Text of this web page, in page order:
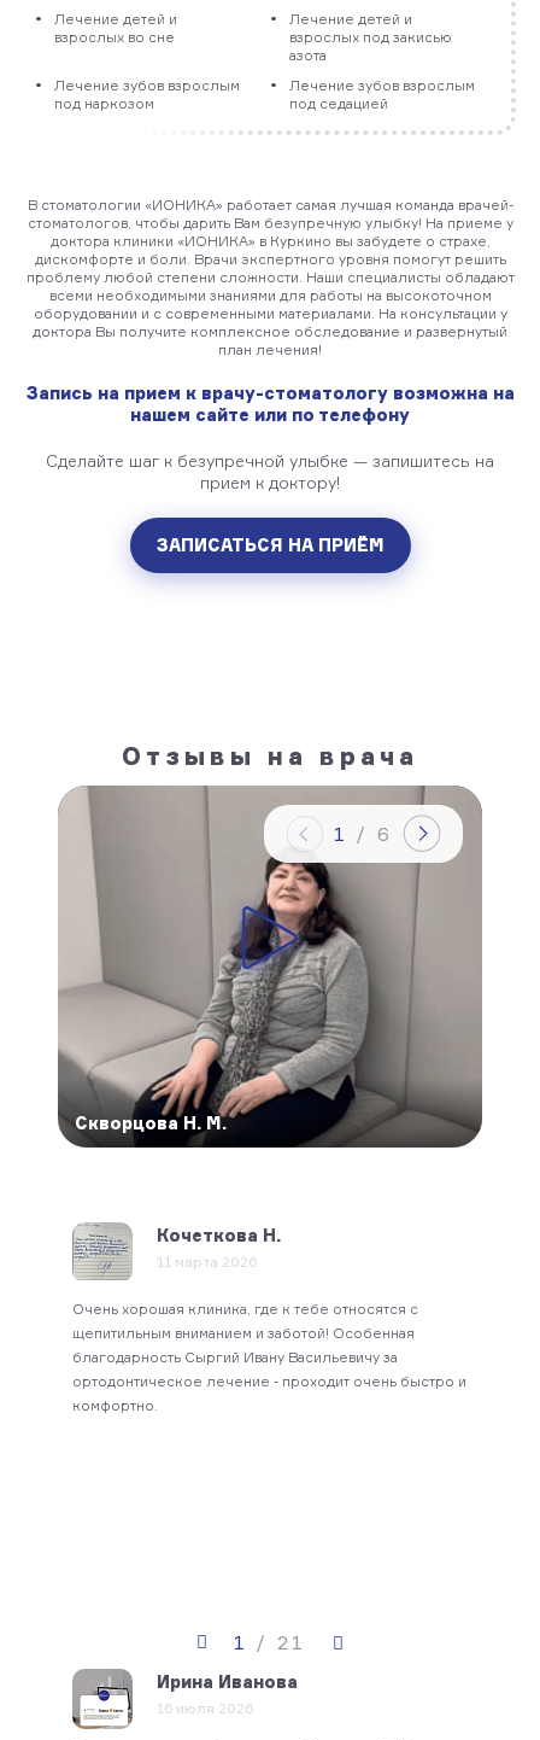
Лечение детей и
взрослых во сне
Лечение детей и
взрослых под закисью
азота
Лечение зубов взрослым
под наркозом
Лечение зубов взрослым
под седацией
В стоматологии «ИОНИКА» работает самая лучшая команда врачей-
стоматологов, чтобы дарить Вам безупречную улыбку! На приеме у
доктора клиники «ИОНИКА» в Куркино вы забудете о страхе,
дискомфорте и боли. Врачи экспертного уровня помогут решить
проблему любой степени сложности. Наши специалисты обладают
всеми необходимыми знаниями для работы на высокоточном
оборудовании и с современными материалами. На консультации у
доктора Вы получите комплексное обследование и развернутый
план лечения!
Запись на прием к врачу-стоматологу возможна на
нашем сайте или по телефону
Сделайте шаг к безупречной улыбке — запишитесь на
прием к доктору!
ЗАПИСАТЬСЯ НА ПРИЁМ
Отзывы на врача
1 / 6
Скворцова Н. М.
Кочеткова Н.
11 марта 2026
Очень хорошая клиника, где к тебе относятся с
щепитильным вниманием и заботой! Особенная
благодарность Сыргий Ивану Васильевичу за
ортодонтическое лечение - проходит очень быстро и
комфортно.
1 / 21
Ирина Иванова
16 июля 2026